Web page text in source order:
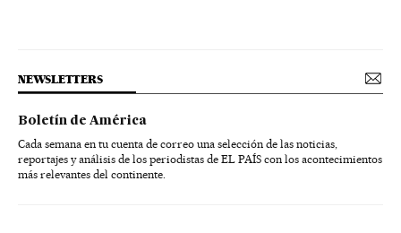
NEWSLETTERS
Boletín de América
Cada semana en tu cuenta de correo una selección de las noticias,
reportajes y análisis de los periodistas de EL PAÍS con los acontecimientos
más relevantes del continente.